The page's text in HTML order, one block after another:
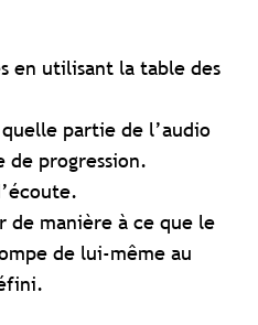
en utilisant la table des
partie de l’audio
de progression.
de manière à ce que le
de lui-même au